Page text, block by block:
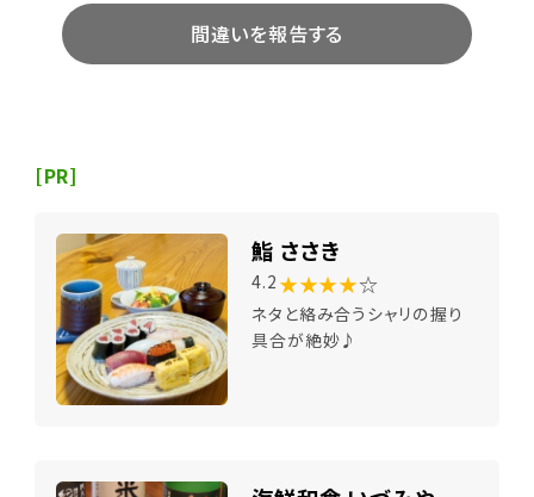
間違いを報告する
[PR]
鮨 ささき
4.2 ★★★★☆
ネタと絡み合うシャリの握り
具合が絶妙♪